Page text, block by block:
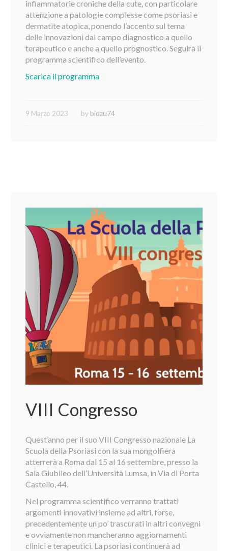
infiammatorie croniche della cute, con particolare
attenzione a patologie complesse come psoriasi e
dermatite atopica, ponendo l’accento sul tema
delle innovazioni dal campo diagnostico a quello
terapeutico e anche a quello prognostico. Seguirà il
programma scientifico dell’evento.
Scarica il programma
9 Marzo 2023 by biozu74
VIII Congresso
Quest’anno per il suo VIII Congresso nazionale La
Scuola della Psoriasi con la sua mongolfiera
atterrerà a Roma dal 15 al 16 settembre, presso la
Sala Giubileo dell’Università Lumsa, in Via di Porta
Castello, 44.
Nel programma scientifico verranno trattati
argomenti innovativi insieme ad altri, forse,
precedentemente un po’ trascurati in altri convegni
e ovviamente non mancheranno aggiornamenti
clinici e terapeutici. La psoriasi continuerà ad